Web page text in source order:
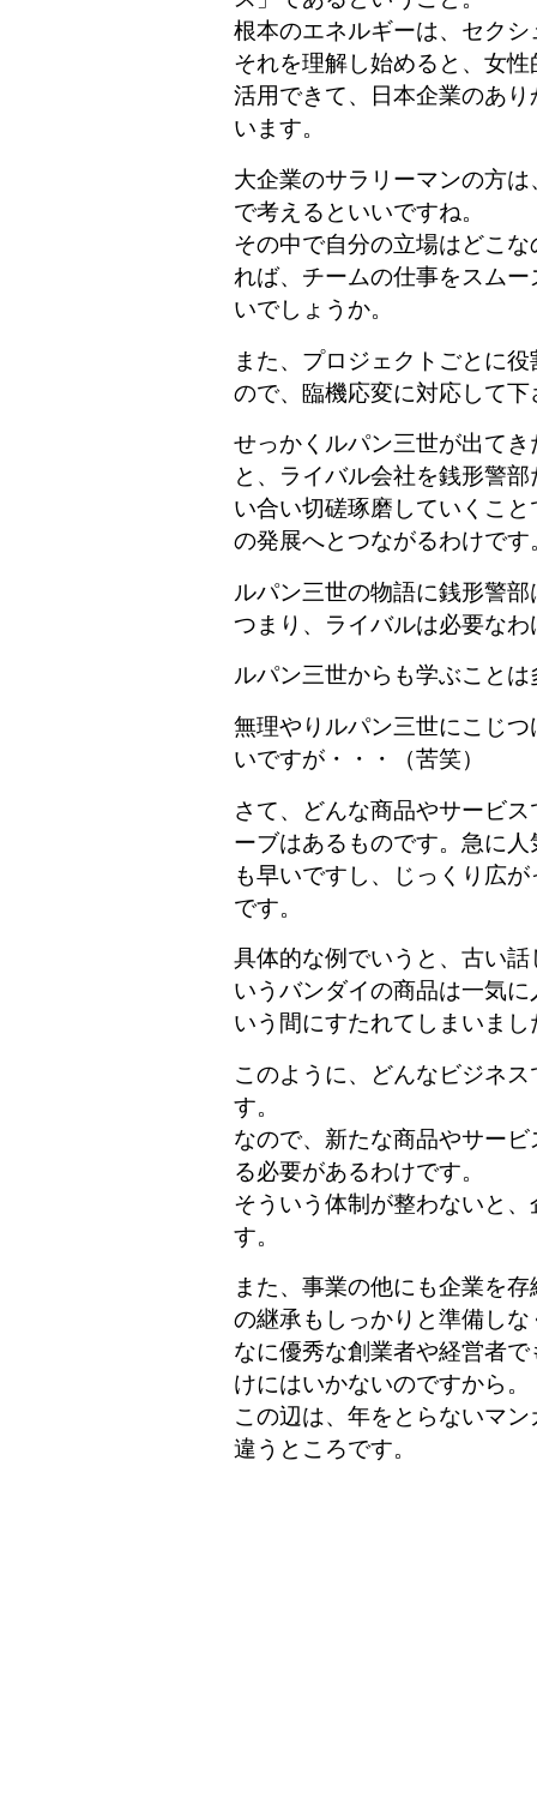
根本のエネルギーは、セク
それを理解し始めると、女
活用できて、日本企業のあ
います。
大企業のサラリーマンの方
で考えるといいですね。
その中で自分の立場はどこ
れば、チームの仕事をスム
いでしょうか。
また、プロジェクトごとに
ので、臨機応変に対応して下
せっかくルパン三世が出て
と、ライバル会社を銭形警
い合い切磋琢磨していくこ
の発展へとつながるわけです
ルパン三世の物語に銭形警
つまり、ライバルは必要なわ
ルパン三世からも学ぶこと
無理やりルパン三世にこじ
いですが・・・（苦笑）
さて、どんな商品やサービ
ーブはあるものです。急に
も早いですし、じっくり広
です。
具体的な例でいうと、古い
いうバンダイの商品は一気
いう間にすたれてしまいまし
このように、どんなビジネ
す。
なので、新たな商品やサー
る必要があるわけです。
そういう体制が整わないと
す。
また、事業の他にも企業を
の継承もしっかりと準備し
なに優秀な創業者や経営者
けにはいかないのですから。
この辺は、年をとらないマ
違うところです。